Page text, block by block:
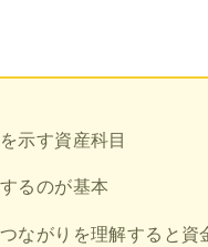
示す資産科目
るのが基本
ながりを理解すると資